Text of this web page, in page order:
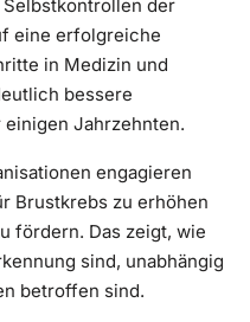
der
eine erfolgreiche
in Medizin und
bessere
Jahrzehnten.
engagieren
Brustkrebs zu erhöhen
fördern. Das zeigt, wie
sind, unabhängig
betroffen sind.